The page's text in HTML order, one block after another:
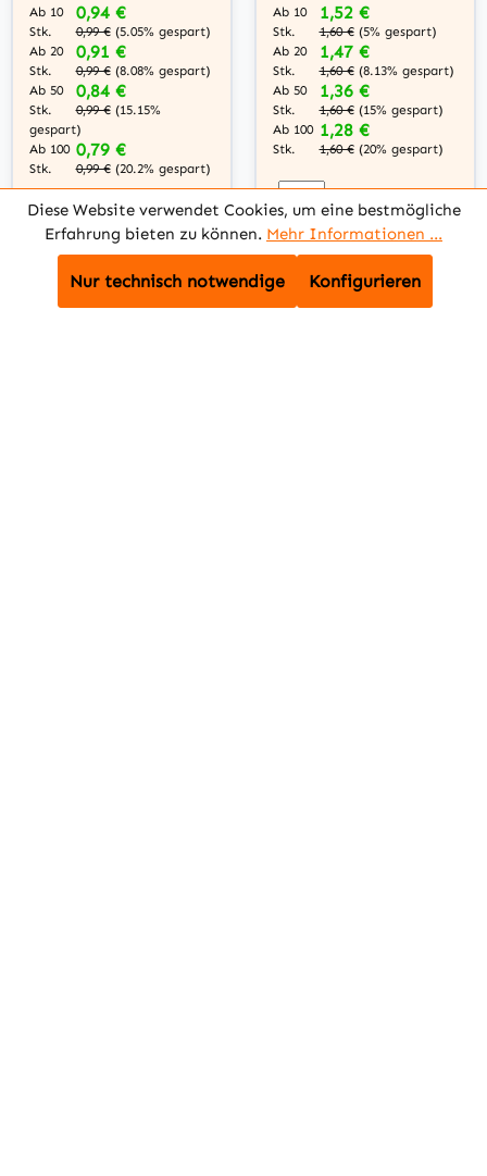
Ab 10
Stk.
0,94 €
0,99 € (5.05% gespart)
Ab 20
Stk.
0,91 €
0,99 € (8.08% gespart)
Ab 50
Stk.
0,84 €
0,99 € (15.15%
gespart)
Ab 100
Stk.
0,79 €
0,99 € (20.2% gespart)
In den Warenkorb
Zum Artikel
Ab 10
Stk.
1,52 €
1,60 € (5% gespart)
Ab 20
Stk.
1,47 €
1,60 € (8.13% gespart)
Ab 50
Stk.
1,36 €
1,60 € (15% gespart)
Ab 100
Stk.
1,28 €
1,60 € (20% gespart)
In den Warenkorb
Zum Artikel
Diese Website verwendet Cookies, um eine bestmögliche
Erfahrung bieten zu können. Mehr Informationen ...
Nur technisch notwendige Konfigurieren